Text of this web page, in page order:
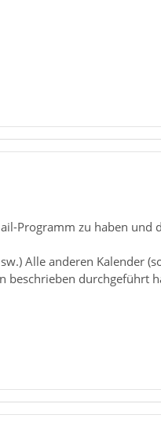
Programm zu haben und
Alle anderen Kalender
beschrieben durchgeführt